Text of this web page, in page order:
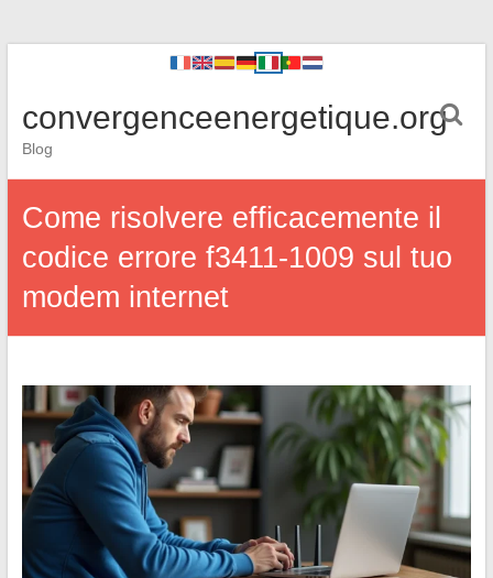
convergenceenergetique.org
Blog
Come risolvere efficacemente il
codice errore f3411-1009 sul tuo
modem internet